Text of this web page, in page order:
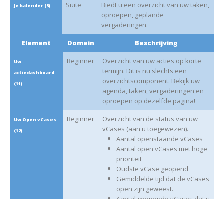
Je kalender (3) Suite
Biedt u een overzicht van uw taken,
oproepen, geplande
vergaderingen.
Element
Domein Beschrijving
Uw
actiedashboard
(11)
Beginner
Overzicht van uw acties op korte
termijn. Dit is nu slechts een
overzichtscomponent. Bekijk uw
agenda, taken, vergaderingen en
oproepen op dezelfde pagina!
Uw Open vCases
(12)
Beginner
Overzicht van de status van uw
vCases (aan u toegewezen).
Aantal openstaande vCases
Aantal open vCases met hoge
prioriteit
Oudste vCase geopend
Gemiddelde tijd dat de vCases
open zijn geweest.